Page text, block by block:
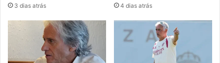
3 dias atrás 4 dias atrás